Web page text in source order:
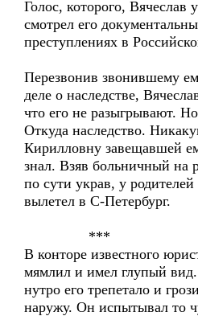
Голос, которого, Вячеслав
смотрел его
преступлениях в
Перезвонив звонившему
деле о наследстве,
что его не разыгрывают.
Откуда наследство.
Кирилловну завещавшей
знал. Взяв больничный на
по сути украв, у
вылетел в С-Петербург.
***
В конторе известного
мямлил и имел глупый
нутро его трепетало и
наружу. Он испытывал то